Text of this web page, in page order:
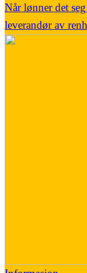
Når lønner det
leverandør av